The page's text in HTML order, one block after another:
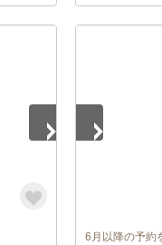
6月以降の予約